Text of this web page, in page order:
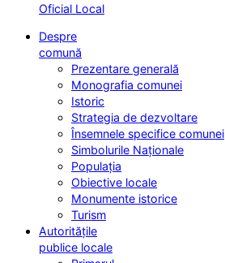
Oficial Local
Despre
comună
Prezentare generală
Monografia comunei
Istoric
Strategia de dezvoltare
Însemnele specifice comunei
Simbolurile Naționale
Populația
Obiective locale
Monumente istorice
Turism
Autoritățile
publice locale